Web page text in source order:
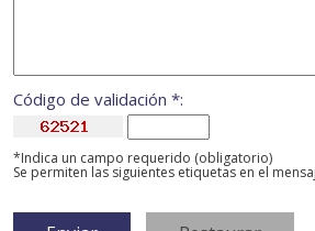
Código de validación *:
*Indica un campo requerido (obligatorio)
Se permiten las siguientes etiquetas en el